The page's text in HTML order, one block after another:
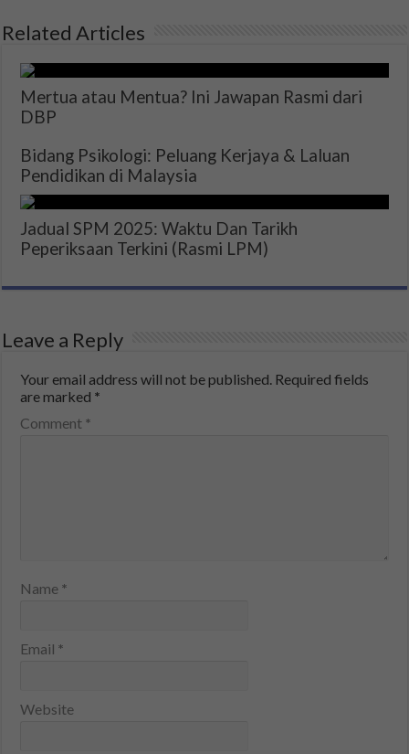
Related Articles
Mertua atau Mentua? Ini Jawapan Rasmi dari
DBP
Bidang Psikologi: Peluang Kerjaya & Laluan
Pendidikan di Malaysia
Jadual SPM 2025: Waktu Dan Tarikh
Peperiksaan Terkini (Rasmi LPM)
Leave a Reply
Your email address will not be published. Required fields
are marked *
Comment *
Name *
Email *
Website